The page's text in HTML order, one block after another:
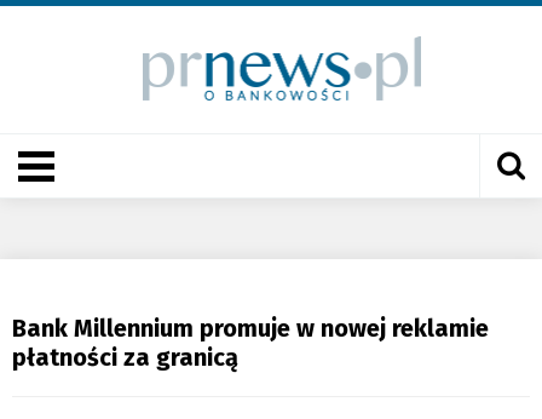
Bank Millennium promuje w nowej reklamie
płatności za granicą